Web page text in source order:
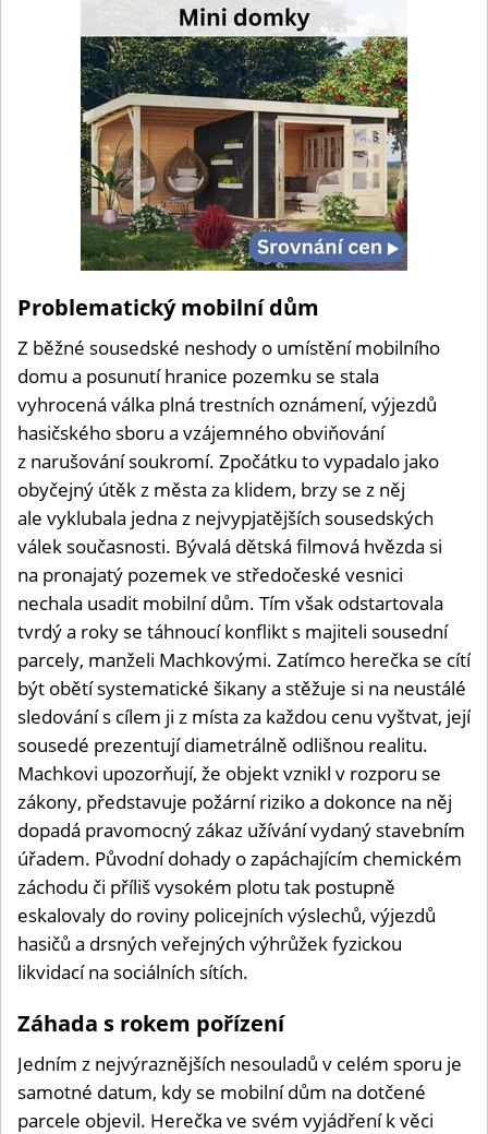
Problematický mobilní dům
Z běžné sousedské neshody o umístění mobilního
domu a posunutí hranice pozemku se stala
vyhrocená válka plná trestních oznámení, výjezdů
hasičského sboru a vzájemného obviňování
z narušování soukromí. Zpočátku to vypadalo jako
obyčejný útěk z města za klidem, brzy se z něj
ale vyklubala jedna z nejvypjatějších sousedských
válek současnosti. Bývalá dětská filmová hvězda si
na pronajatý pozemek ve středočeské vesnici
nechala usadit mobilní dům. Tím však odstartovala
tvrdý a roky se táhnoucí konflikt s majiteli sousední
parcely, manželi Machkovými. Zatímco herečka se cítí
být obětí systematické šikany a stěžuje si na neustálé
sledování s cílem ji z místa za každou cenu vyštvat, její
sousedé prezentují diametrálně odlišnou realitu.
Machkovi upozorňují, že objekt vznikl v rozporu se
zákony, představuje požární riziko a dokonce na něj
dopadá pravomocný zákaz užívání vydaný stavebním
úřadem. Původní dohady o zapáchajícím chemickém
záchodu či příliš vysokém plotu tak postupně
eskalovaly do roviny policejních výslechů, výjezdů
hasičů a drsných veřejných výhrůžek fyzickou
likvidací na sociálních sítích.
Záhada s rokem pořízení
Jedním z nejvýraznějších nesouladů v celém sporu je
samotné datum, kdy se mobilní dům na dotčené
parcele objevil. Herečka ve svém vyjádření k věci